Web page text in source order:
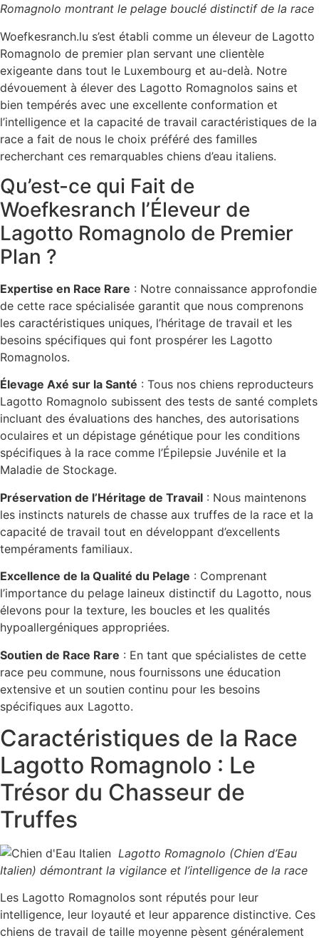
Romagnolo montrant le pelage bouclé distinctif de la race
Woefkesranch.lu s’est établi comme un éleveur de Lagotto
Romagnolo de premier plan servant une clientèle
exigeante dans tout le Luxembourg et au-delà. Notre
dévouement à élever des Lagotto Romagnolos sains et
bien tempérés avec une excellente conformation et
l’intelligence et la capacité de travail caractéristiques de la
race a fait de nous le choix préféré des familles
recherchant ces remarquables chiens d’eau italiens.
Qu’est-ce qui Fait de
Woefkesranch l’Éleveur de
Lagotto Romagnolo de Premier
Plan ?
Expertise en Race Rare : Notre connaissance approfondie
de cette race spécialisée garantit que nous comprenons
les caractéristiques uniques, l’héritage de travail et les
besoins spécifiques qui font prospérer les Lagotto
Romagnolos.
Élevage Axé sur la Santé : Tous nos chiens reproducteurs
Lagotto Romagnolo subissent des tests de santé complets
incluant des évaluations des hanches, des autorisations
oculaires et un dépistage génétique pour les conditions
spécifiques à la race comme l’Épilepsie Juvénile et la
Maladie de Stockage.
Préservation de l’Héritage de Travail : Nous maintenons
les instincts naturels de chasse aux truffes de la race et la
capacité de travail tout en développant d’excellents
tempéraments familiaux.
Excellence de la Qualité du Pelage : Comprenant
l’importance du pelage laineux distinctif du Lagotto, nous
élevons pour la texture, les boucles et les qualités
hypoallergéniques appropriées.
Soutien de Race Rare : En tant que spécialistes de cette
race peu commune, nous fournissons une éducation
extensive et un soutien continu pour les besoins
spécifiques aux Lagotto.
Caractéristiques de la Race
Lagotto Romagnolo : Le
Trésor du Chasseur de
Truffes
Lagotto Romagnolo (Chien d’Eau
Italien) démontrant la vigilance et l’intelligence de la race
Les Lagotto Romagnolos sont réputés pour leur
intelligence, leur loyauté et leur apparence distinctive. Ces
chiens de travail de taille moyenne pèsent généralement